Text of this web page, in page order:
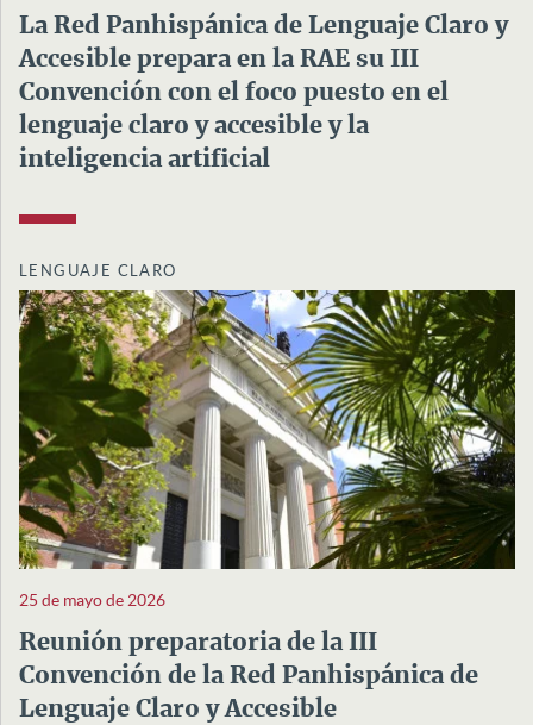
La Red Panhispánica de Lenguaje Claro y
Accesible prepara en la RAE su III
Convención con el foco puesto en el
lenguaje claro y accesible y la
inteligencia artificial
LENGUAJE CLARO
25 de mayo de 2026
Reunión preparatoria de la III
Convención de la Red Panhispánica de
Lenguaje Claro y Accesible